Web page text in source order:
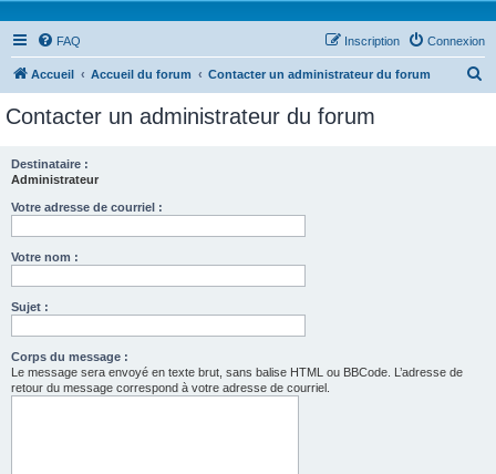
FAQ Connexion
Inscription
Accueil Accueil du forum Contacter un administrateur du forum
Contacter un administrateur du forum
Destinataire :
Administrateur
Votre adresse de courriel :
Votre nom :
Sujet :
Corps du message :
Le message sera envoyé en texte brut, sans balise HTML ou BBCode. L’adresse de
retour du message correspond à votre adresse de courriel.